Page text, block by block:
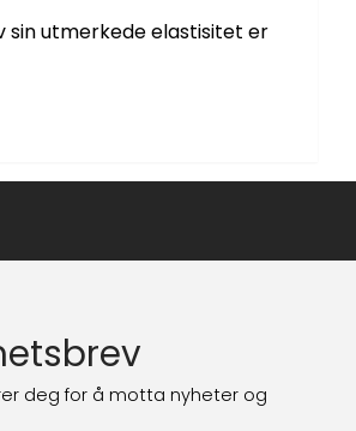
sin utmerkede elastisitet er
deg for å motta nyheter og